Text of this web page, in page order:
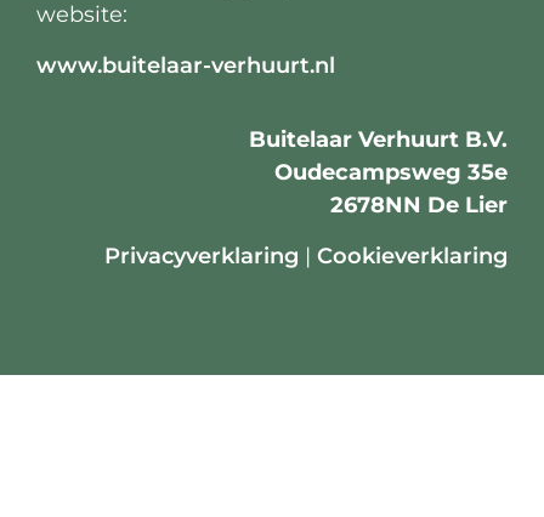
website:
www.buitelaar-verhuurt.nl
Buitelaar Verhuurt B.V.
Oudecampsweg 35e
2678NN De Lier
Privacyverklaring | Cookieverklaring